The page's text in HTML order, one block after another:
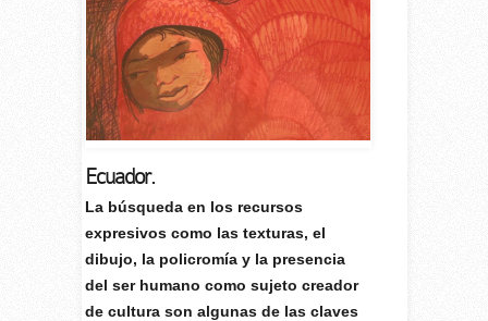
Ecuador.
La búsqueda en los recursos
expresivos como las texturas, el
dibujo, la policromía y la presencia
del ser humano como sujeto creador
de cultura son algunas de las claves